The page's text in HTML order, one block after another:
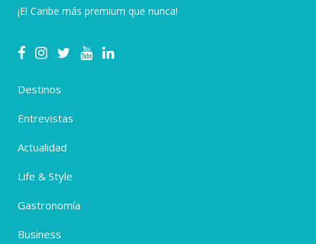
¡El Caribe más premium que nunca!
Destinos
Entrevistas
Actualidad
Life & Style
Gastronomía
Business